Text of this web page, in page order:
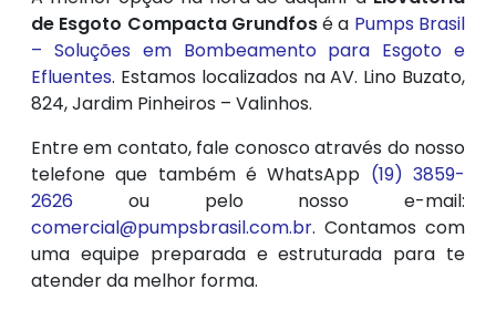
de Esgoto Compacta Grundfosé a Pumps Brasil
– Soluções em Bombeamento para Esgoto e
Efluentes. Estamos localizados na AV. Lino Buzato,
824, Jardim Pinheiros – Valinhos.
Entre em contato, fale conosco através do nosso
telefone que também é WhatsApp (19) 3859-
2626 ou pelo nosso e-mail:
comercial@pumpsbrasil.com.br. Contamos com
uma equipe preparada e estruturada para te
atender da melhor forma.